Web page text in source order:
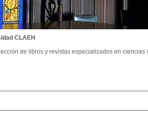
CLAEH
de libros y revistas especializados en